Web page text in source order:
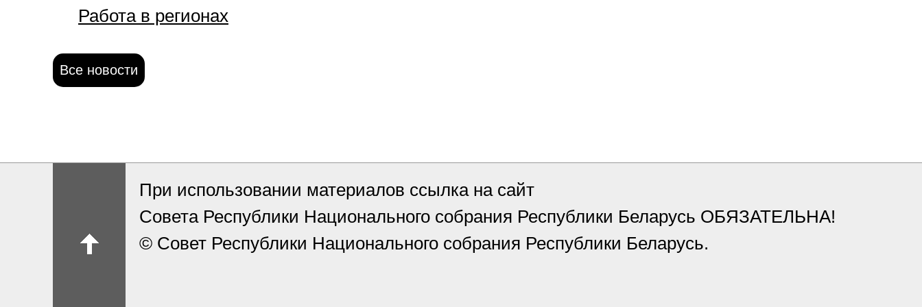
Работа в регионах
Все новости
При использовании материалов ссылка на сайт
Совета Республики Национального собрания Республики Беларусь ОБЯЗАТЕЛЬНА!
© Совет Республики Национального собрания Республики Беларусь.